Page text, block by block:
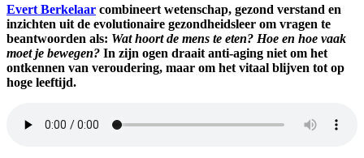
Evert Berkelaar combineert wetenschap, gezond verstand en
inzichten uit de evolutionaire gezondheidsleer om vragen te
beantwoorden als: Wat hoort de mens te eten? Hoe en hoe vaak
moet je bewegen? In zijn ogen draait anti-aging niet om het
ontkennen van veroudering, maar om het vitaal blijven tot op
hoge leeftijd.